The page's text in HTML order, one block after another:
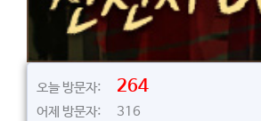
오늘 방문자: 264
어제 방문자: 316